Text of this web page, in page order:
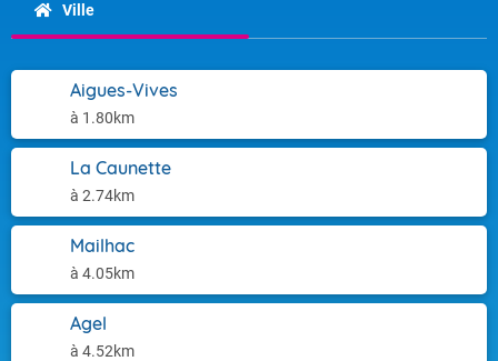
Ville
Aigues-Vives
à 1.80km
La Caunette
à 2.74km
Mailhac
à 4.05km
Agel
à 4.52km